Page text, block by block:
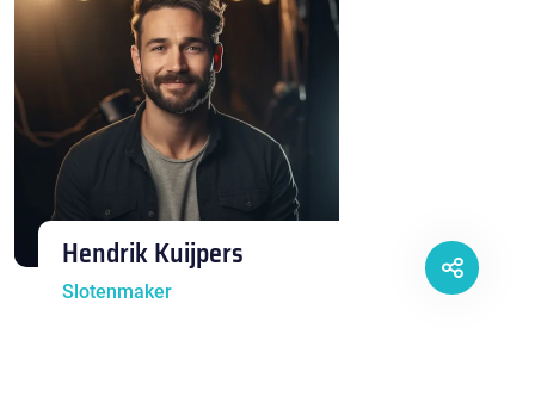
Hendrik Kuijpers
Slotenmaker